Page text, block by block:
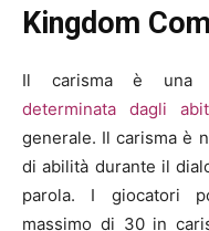
Kingdom
Il carisma è una
determinata dagli
generale. Il carisma è
di abilità durante il
parola. I giocatori
massimo di 30 in